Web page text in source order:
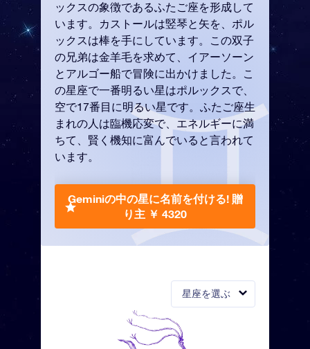
星座を選ぶ
ックスの象徴であるふたご座を形成して
います。カストールは竪琴と矢を、ポル
ックスは棒を手にしています。この双子
の兄弟は金羊毛を求めて、イアーソーン
とアルゴー船で冒険に出かけました。こ
の星座で一番明るい星はポルックスで、
空で17番目に明るい星です。ふたご座生
まれの人は臨機応変で、エネルギーに満
ちて、賢く機知に富んでいると言われて
います。
Geminiの中の星に名前を付ける! 贈
り主 ￥ 4320